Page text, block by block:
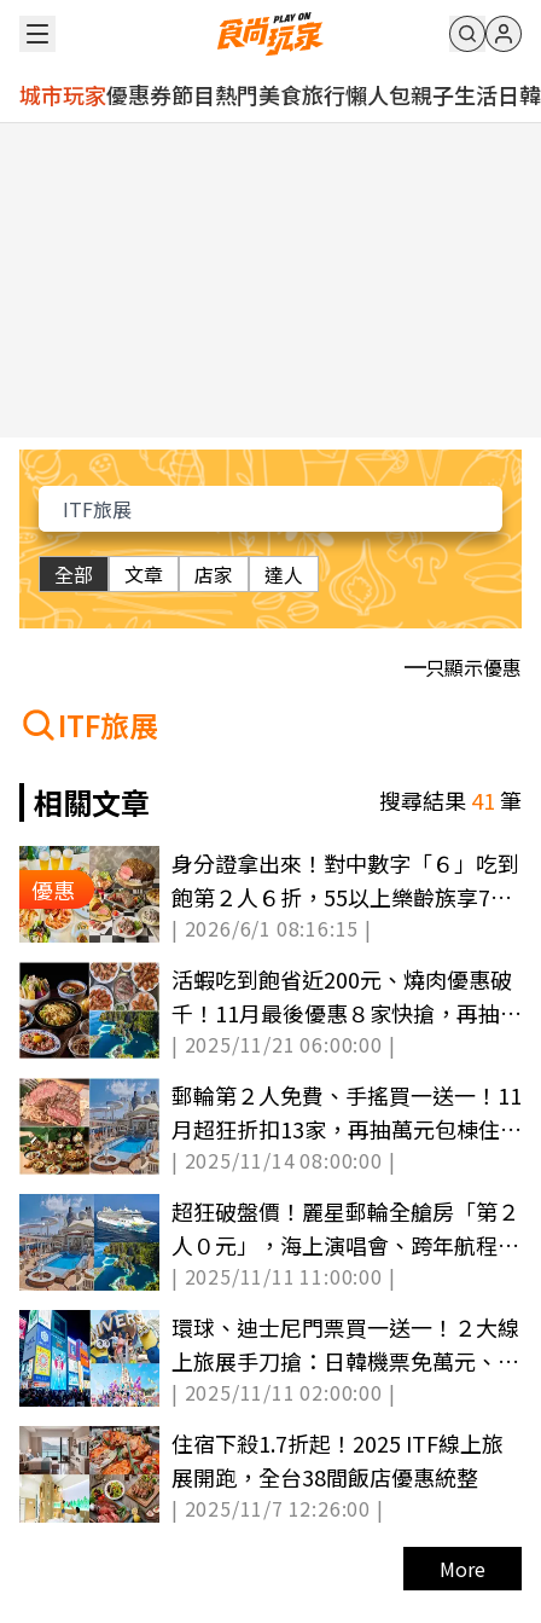
城市玩家優惠券節目熱門美食旅行懶人包親子生活日韓
全部 文章 店家 達人
只顯示優惠
ITF旅展
相關文章
搜尋結果41筆
優惠
身分證拿出來！對中數字「６」吃到
飽第２人６折，55以上樂齡族享75
折優惠
| 2026/6/1 08:16:15 |
活蝦吃到飽省近200元、燒肉優惠破
千！11月最後優惠８家快搶，再抽萬
元住宿券（中獎公布）
| 2025/11/21 06:00:00 |
郵輪第２人免費、手搖買一送一！11
月超狂折扣13家，再抽萬元包棟住宿
券（中獎公布）
| 2025/11/14 08:00:00 |
超狂破盤價！麗星郵輪全艙房「第２
人０元」，海上演唱會、跨年航程限
時快搶
| 2025/11/11 11:00:00 |
環球、迪士尼門票買一送一！２大線
上旅展手刀搶：日韓機票免萬元、全
站３折
| 2025/11/11 02:00:00 |
住宿下殺1.7折起！2025 ITF線上旅
展開跑，全台38間飯店優惠統整
| 2025/11/7 12:26:00 |
More